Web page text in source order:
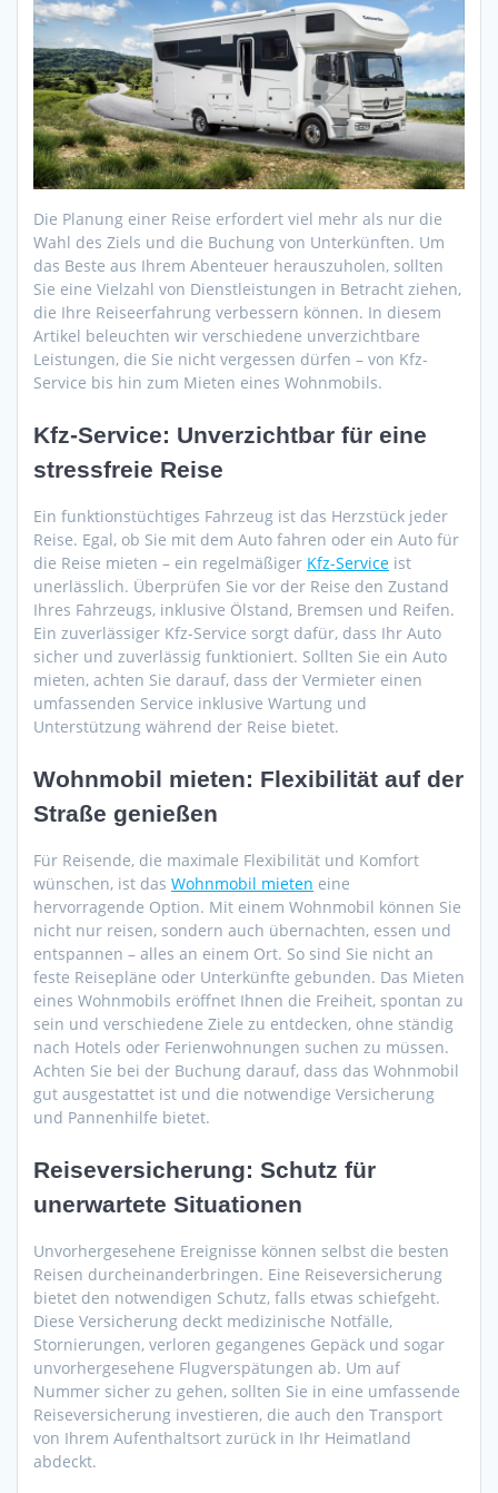
Die Planung einer Reise erfordert viel mehr als nur die
Wahl des Ziels und die Buchung von Unterkünften. Um
das Beste aus Ihrem Abenteuer herauszuholen, sollten
Sie eine Vielzahl von Dienstleistungen in Betracht ziehen,
die Ihre Reiseerfahrung verbessern können. In diesem
Artikel beleuchten wir verschiedene unverzichtbare
Leistungen, die Sie nicht vergessen dürfen – von Kfz-
Service bis hin zum Mieten eines Wohnmobils.
Kfz-Service: Unverzichtbar für eine
stressfreie Reise
Ein funktionstüchtiges Fahrzeug ist das Herzstück jeder
Reise. Egal, ob Sie mit dem Auto fahren oder ein Auto für
die Reise mieten – ein regelmäßiger Kfz-Service ist
unerlässlich. Überprüfen Sie vor der Reise den Zustand
Ihres Fahrzeugs, inklusive Ölstand, Bremsen und Reifen.
Ein zuverlässiger Kfz-Service sorgt dafür, dass Ihr Auto
sicher und zuverlässig funktioniert. Sollten Sie ein Auto
mieten, achten Sie darauf, dass der Vermieter einen
umfassenden Service inklusive Wartung und
Unterstützung während der Reise bietet.
Wohnmobil mieten: Flexibilität auf der
Straße genießen
Für Reisende, die maximale Flexibilität und Komfort
wünschen, ist das Wohnmobil mieten eine
hervorragende Option. Mit einem Wohnmobil können Sie
nicht nur reisen, sondern auch übernachten, essen und
entspannen – alles an einem Ort. So sind Sie nicht an
feste Reisepläne oder Unterkünfte gebunden. Das Mieten
eines Wohnmobils eröffnet Ihnen die Freiheit, spontan zu
sein und verschiedene Ziele zu entdecken, ohne ständig
nach Hotels oder Ferienwohnungen suchen zu müssen.
Achten Sie bei der Buchung darauf, dass das Wohnmobil
gut ausgestattet ist und die notwendige Versicherung
und Pannenhilfe bietet.
Reiseversicherung: Schutz für
unerwartete Situationen
Unvorhergesehene Ereignisse können selbst die besten
Reisen durcheinanderbringen. Eine Reiseversicherung
bietet den notwendigen Schutz, falls etwas schiefgeht.
Diese Versicherung deckt medizinische Notfälle,
Stornierungen, verloren gegangenes Gepäck und sogar
unvorhergesehene Flugverspätungen ab. Um auf
Nummer sicher zu gehen, sollten Sie in eine umfassende
Reiseversicherung investieren, die auch den Transport
von Ihrem Aufenthaltsort zurück in Ihr Heimatland
abdeckt.